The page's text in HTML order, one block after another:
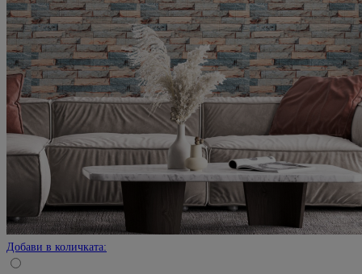
Добави в количката: